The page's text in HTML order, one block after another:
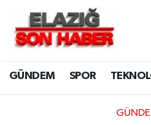
GÜNDEM SPOR
CANLI YAYIN
ASAYİŞ
BİLİM VE TEKNOLOJİ
Merkez Hava Durumu
Merkez Trafik Yoğunluk
Süper Lig Puan Durumu